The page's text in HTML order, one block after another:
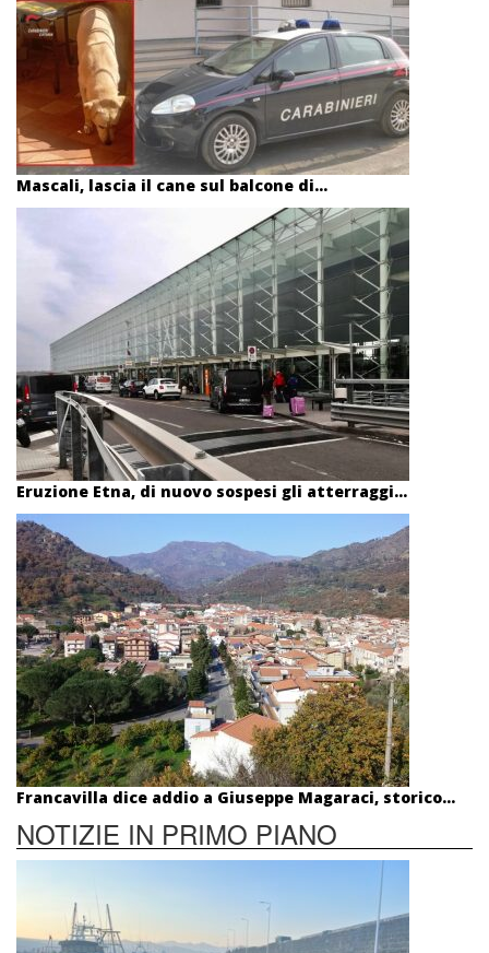
Mascali, lascia il cane sul balcone di...
Eruzione Etna, di nuovo sospesi gli atterraggi...
Francavilla dice addio a Giuseppe Magaraci, storico...
NOTIZIE IN PRIMO PIANO